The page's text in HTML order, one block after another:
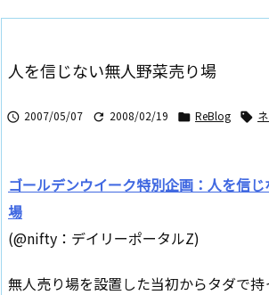
人を信じない無人野菜売り場
 2007/05/07  2008/02/19  ReBlog 
ゴールデンウイーク特別企画：人を信
場
(@nifty：デイリーポータルZ)
無人売り場を設置した当初からタダで持